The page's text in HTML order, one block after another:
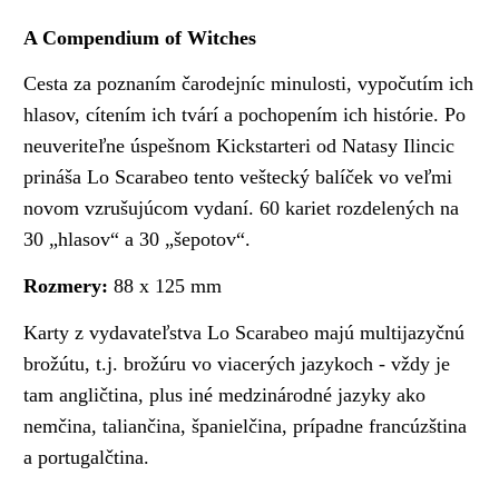
A Compendium of Witches
Cesta za poznaním čarodejníc minulosti, vypočutím ich
hlasov, cítením ich tvárí a pochopením ich histórie. Po
neuveriteľne úspešnom Kickstarteri od Natasy Ilincic
prináša Lo Scarabeo tento veštecký balíček vo veľmi
novom vzrušujúcom vydaní. 60 kariet rozdelených na
30 „hlasov“ a 30 „šepotov“.
Rozmery: 88 x 125 mm
Karty z vydavateľstva Lo Scarabeo majú multijazyčnú
brožútu, t.j. brožúru vo viacerých jazykoch - vždy je
tam angličtina, plus iné medzinárodné jazyky ako
nemčina, taliančina, španielčina, prípadne francúzština
a portugalčtina.